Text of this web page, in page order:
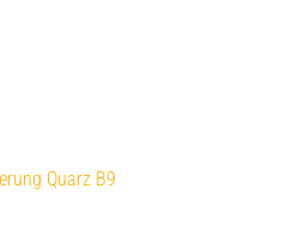
Quarz B9